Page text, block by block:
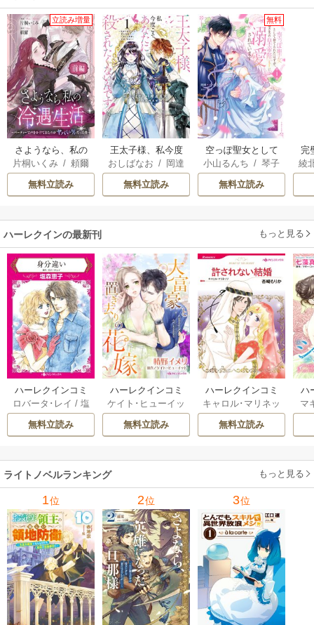
立読み増量
さようなら、私の
冷遇生活 ～パーテ
ィーで声をかけて
きたのがヤバい男
片桐いくみ /頼爾
無料立読み
王太子様、私今度
こそあなたに殺さ
れたくないんで
す！ ～聖女に嵌め
二度目は串刺し回
おしばなお / 岡達
英茉
/ 先崎真琴
無料立読み
無料
空っぽ聖女として
捨てられたはず
が、嫁ぎ先の皇帝
陛下に溺愛されて
小山るんち /琴子
無料立読み
完
が
綾
ハーレクインの最新刊 もっと見る
ハーレクインコミ
ックス セット 202
6年 vol.1210 1巻
ロバータ･レイ / 塩
森恵子
/ ケイトリ
ン･クルーズ/
ウィルクス/小林博
美/キャロル･マリ
ネッリ/緒形裕美
無料立読み
ハーレクインコミ
ックス セット 202
6年 vol.1148 1巻
ケイト･ヒューイッ
椿野イメリ
コル･バーナム
ヒングル/秋乃なな
無料立読み
ハーレクインコミ
ックス セット 202
6年 vol.1095 1巻
キャロル･マリネッ
杏崎もりか
ャロライン･ジャン
無料立読み
ハ
ッ
マ
ライトノベルランキング もっと見る
1位 2位 3位